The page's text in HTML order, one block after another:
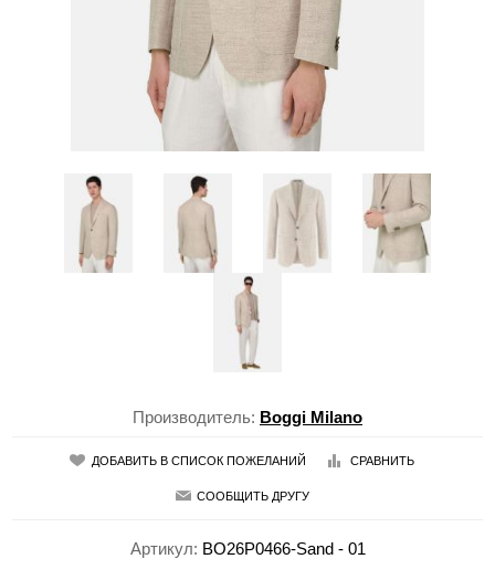
Производитель: Boggi Milano
ДОБАВИТЬ В СПИСОК ПОЖЕЛАНИЙ СРАВНИТЬ
СООБЩИТЬ ДРУГУ
Артикул: BO26P0466-Sand - 01